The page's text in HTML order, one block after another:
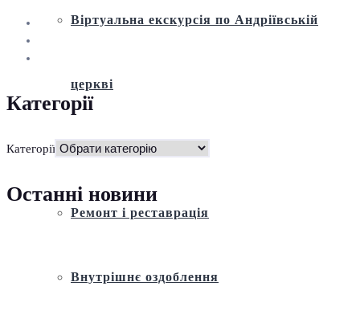
Віртуальна екскурсія по Андріївській
церкві
Історія
Ремонт і реставрація
Внутрішнє оздоблення
Категорії
Категорії
Останні новини